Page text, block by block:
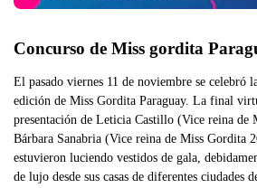
Concurso de Miss gordita
El pasado viernes 11 de noviembre se celebró
edición de Miss Gordita Paraguay. La final
presentación de Leticia Castillo (Vice reina de
Bárbara Sanabria (Vice reina de Miss Gordita
estuvieron luciendo vestidos de gala,
de lujo desde sus casas de diferentes ciudades